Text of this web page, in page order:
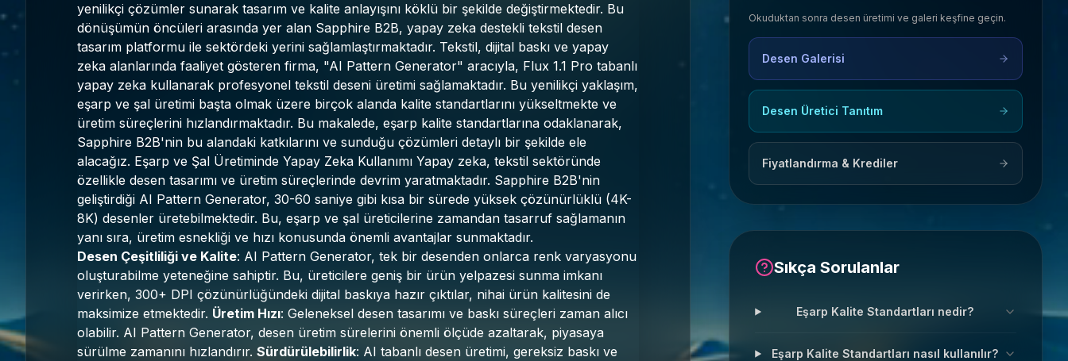
yenilikçi çözümler sunarak tasarım ve kalite anlayışını köklü bir şekilde değiştirmektedir. Bu
dönüşümün öncüleri arasında yer alan Sapphire B2B, yapay zeka destekli tekstil desen
tasarım platformu ile sektördeki yerini sağlamlaştırmaktadır. Tekstil, dijital baskı ve yapay
zeka alanlarında faaliyet gösteren firma, "AI Pattern Generator" aracıyla, Flux 1.1 Pro tabanlı
yapay zeka kullanarak profesyonel tekstil deseni üretimi sağlamaktadır. Bu yenilikçi yaklaşım,
eşarp ve şal üretimi başta olmak üzere birçok alanda kalite standartlarını yükseltmekte ve
üretim süreçlerini hızlandırmaktadır. Bu makalede, eşarp kalite standartlarına odaklanarak,
Sapphire B2B'nin bu alandaki katkılarını ve sunduğu çözümleri detaylı bir şekilde ele
alacağız. Eşarp ve Şal Üretiminde Yapay Zeka Kullanımı Yapay zeka, tekstil sektöründe
özellikle desen tasarımı ve üretim süreçlerinde devrim yaratmaktadır. Sapphire B2B'nin
geliştirdiği AI Pattern Generator, 30-60 saniye gibi kısa bir sürede yüksek çözünürlüklü (4K-
8K) desenler üretebilmektedir. Bu, eşarp ve şal üreticilerine zamandan tasarruf sağlamanın
yanı sıra, üretim esnekliği ve hızı konusunda önemli avantajlar sunmaktadır.
Desen Çeşitliliği ve Kalite: AI Pattern Generator, tek bir desenden onlarca renk varyasyonu
oluşturabilme yeteneğine sahiptir. Bu, üreticilere geniş bir ürün yelpazesi sunma imkanı
verirken, 300+ DPI çözünürlüğündeki dijital baskıya hazır çıktılar, nihai ürün kalitesini de
maksimize etmektedir. Üretim Hızı: Geleneksel desen tasarımı ve baskı süreçleri zaman alıcı
olabilir. AI Pattern Generator, desen üretim sürelerini önemli ölçüde azaltarak, piyasaya
sürülme zamanını hızlandırır. Sürdürülebilirlik: AI tabanlı desen üretimi, gereksiz baskı ve
Okuduktan sonra desen üretimi ve galeri keşfine geçin.
Desen Galerisi
Desen Üretici Tanıtım
Fiyatlandırma & Krediler
Sıkça Sorulanlar
Eşarp Kalite Standartları nedir?
Eşarp Kalite Standartları nasıl kullanılır?